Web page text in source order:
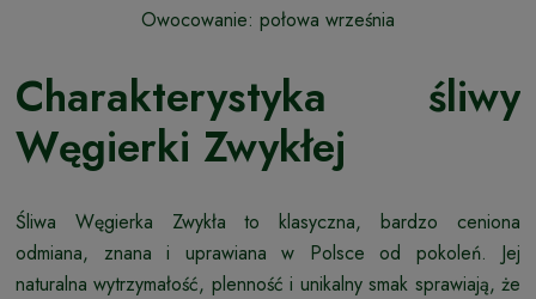
Owocowanie: połowa września
Charakterystyka śliwy
Węgierki Zwykłej
Śliwa Węgierka Zwykła to klasyczna, bardzo ceniona
odmiana, znana i uprawiana w Polsce od pokoleń. Jej
naturalna wytrzymałość, plenność i unikalny smak sprawiają, że